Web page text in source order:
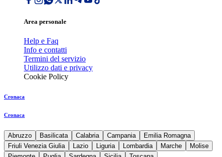
Area personale
Help e Faq
Info e contatti
Termini del servizio
Utilizzo dati e privacy
Cookie Policy
Cronaca
Cronaca
Abruzzo Basilicata Calabria Campania
Emilia Romagna
Friuli Venezia Giulia
Lazio Liguria Lombardia Marche
Molise